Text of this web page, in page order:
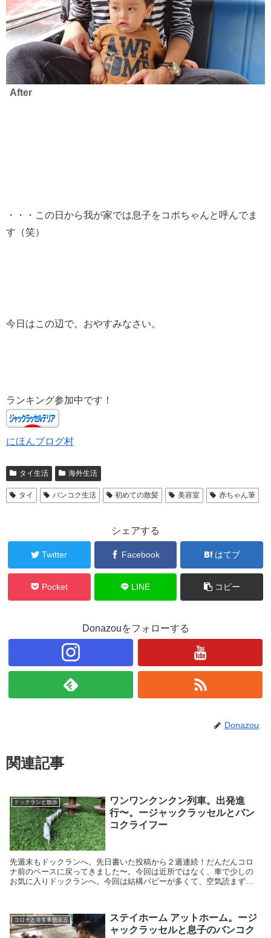
After
・・・この日から我が家では息子をコボちゃんと呼んでま
す（笑）
今日はこの辺で。おやすみなさい。
ランキング参加中です！
にほんブログ村
タイ生活 海外生活
タイ バンコク生活 初めての散髪 美容室 赤ちゃん筆
シェアする
Twitter Facebook はてブ
Pocket LINE コピー
Donazouをフォローする
Donazou
関連記事
ドックランと散歩
ワンワンクンクン列車。出発進
行〜。ージャックラッセルとバン
コクライフー
先週末もドックランへ。先日書いた投稿から２週連続！だんだんコロ
ナ前のペースに戻ってきました〜。今回は近所ではなく、車で少しの
お気に入りドックランへ。今回は結構パピーが多くて、空気読まずに
コロナと非常事態宣言
ステイホーム アットホーム。ージ
ャックラッセルと息子のバンコク